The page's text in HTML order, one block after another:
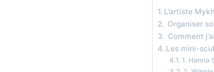
L’artiste
Organiser
Comment
Les mini-
1. Hanna